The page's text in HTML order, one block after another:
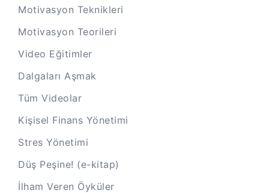
Motivasyon Teknikleri
Motivasyon Teorileri
Video Eğitimler
Dalgaları Aşmak
Tüm Videolar
Kişisel Finans Yönetimi
Stres Yönetimi
Düş Peşine! (e-kitap)
İlham Veren Öyküler